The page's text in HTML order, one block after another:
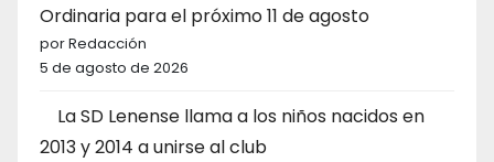
Ordinaria para el próximo 11 de agosto
por Redacción
5 de agosto de 2026
La SD Lenense llama a los niños nacidos en
2013 y 2014 a unirse al club